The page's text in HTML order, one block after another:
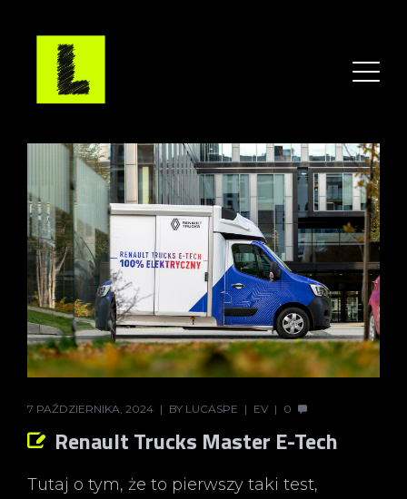
7 PAŹDZIERNIKA, 2024 BY LUCASPE EV 0
Renault Trucks Master E-Tech
Tutaj o tym, że to pierwszy taki test,